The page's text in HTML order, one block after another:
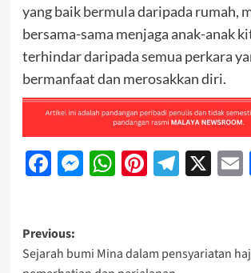
yang baik bermula daripada rumah,
bersama-sama menjaga anak-anak
terhindar daripada semua perkara
bermanfaat dan merosakkan diri.
Facebook
Messenger
WhatsApp
Pinterest
X
Previous:
Sejarah bumi Mina dalam pensyariatan